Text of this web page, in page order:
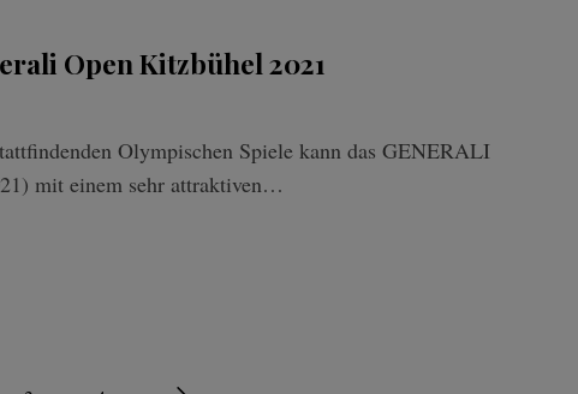
Open Kitzbühel 2021
Olympischen Spiele kann das GENERALI
mit einem sehr attraktiven…